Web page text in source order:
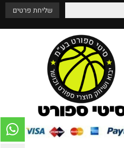
אספקה עד בית הלקוח